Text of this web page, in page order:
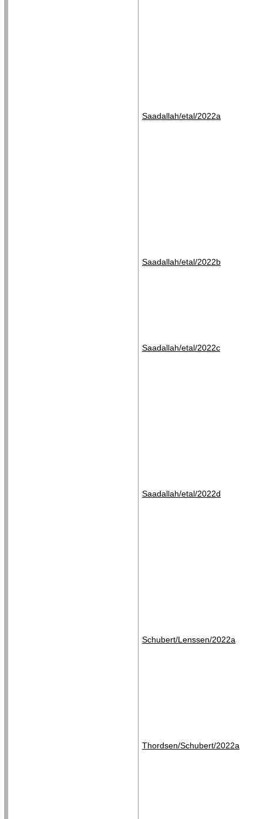
Saadallah/etal/2022a
Saadallah/etal/2022b
Saadallah/etal/2022c
Saadallah/etal/2022d
Schubert/Lenssen/2022a
Thordsen/Schubert/2022a